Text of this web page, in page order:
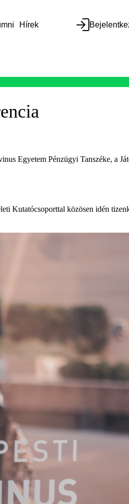
Hírek
Egyetem Pénzügyi Tanszéke, a
Kutatócsoporttal közösen idén